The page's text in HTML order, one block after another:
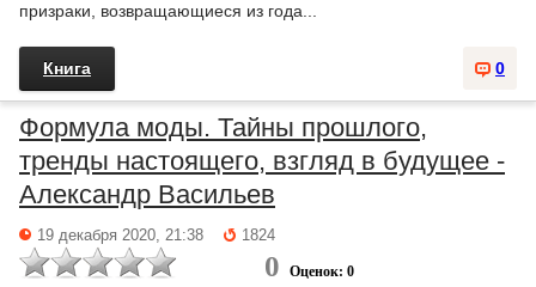
призраки, возвращающиеся из года...
0
Книга
Формула моды. Тайны прошлого,
тренды настоящего, взгляд в будущее -
Александр Васильев
19 декабря 2020, 21:38 1824
0 Оценок: 0